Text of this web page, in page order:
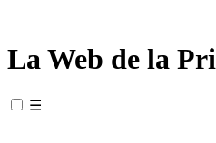
La Web de la
☰